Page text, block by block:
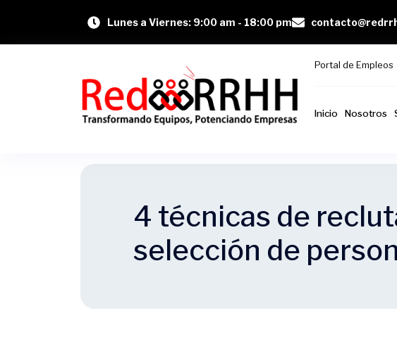
Lunes a Viernes: 9:00 am - 18:00 pm
Portal de Empleos
Inicio Nosotros
4 técnicas de
selección de